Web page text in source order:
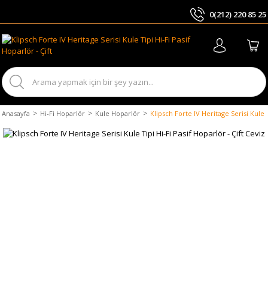
0(212) 220 85 25
Anasayfa Hi-Fi Hoparlör Kule Hoparlör Klipsch Forte IV Heritage Serisi